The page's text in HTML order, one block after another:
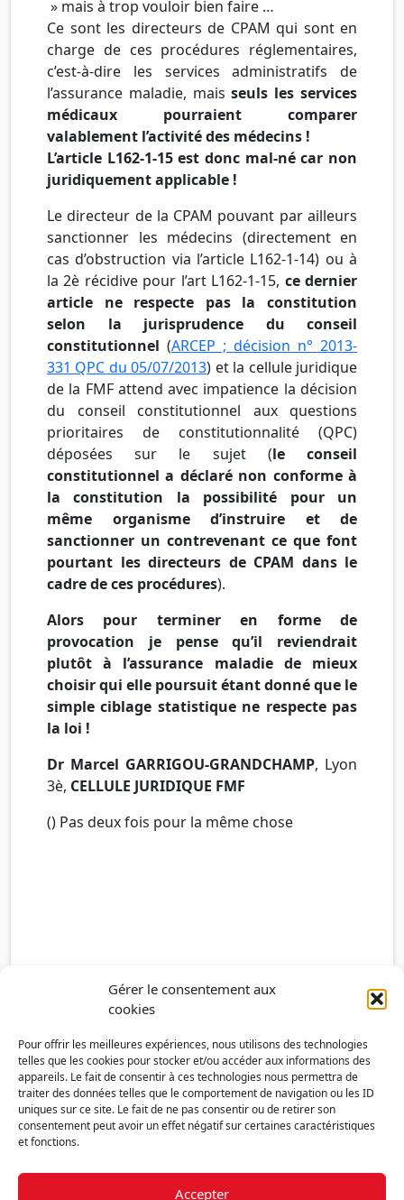
Gérer le consentement aux
cookies
Pour offrir les meilleures expériences, nous utilisons des technologies
telles que les cookies pour stocker et/ou accéder aux informations des
appareils. Le fait de consentir à ces technologies nous permettra de
traiter des données telles que le comportement de navigation ou les ID
uniques sur ce site. Le fait de ne pas consentir ou de retirer son
consentement peut avoir un effet négatif sur certaines caractéristiques
et fonctions.
Accepter
» mais à trop vouloir bien faire …
Ce sont les directeurs de CPAM qui sont en
charge de ces procédures réglementaires,
c’est-à-dire les services administratifs de
l’assurance maladie, maisseuls les services
médicaux pourraient comparer
valablement l’activité des médecins !
L’article L162-1-15 est donc mal-né car non
juridiquement applicable !
Le directeur de la CPAM pouvant par ailleurs
sanctionner les médecins (directement en
cas d’obstruction via l’article L162-1-14) ou à
la 2è récidive pour l’art L162-1-15, ce dernier
article ne respecte pas la constitution
selon la jurisprudence du conseil
constitutionnel (ARCEP ; décision n° 2013-
331 QPC du 05/07/2013) et la cellule juridique
de la FMF attend avec impatience la décision
du conseil constitutionnel aux questions
prioritaires de constitutionnalité (QPC)
déposées sur le sujet (le conseil
constitutionnel a déclaré non conforme à
la constitution la possibilité pour un
même organisme d’instruire et de
sanctionner un contrevenant ce que font
pourtant les directeurs de CPAM dans le
cadre de ces procédures).
Alors pour terminer en forme de
provocation je pense qu’il reviendrait
plutôt à l’assurance maladie de mieux
choisir qui elle poursuit étant donné que le
simple ciblage statistique ne respecte pas
la loi !
Dr Marcel GARRIGOU-GRANDCHAMP, Lyon
3è, CELLULE JURIDIQUE FMF
() Pas deux fois pour la même chose